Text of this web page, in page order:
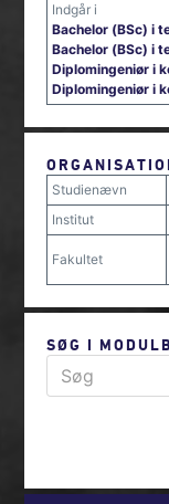
Indgår i
Bachelor (BSc) i
Bachelor (BSc) i
Diplomingeniør i
Diplomingeniør i
Studienævn
Institut
Fakultet
SØG I